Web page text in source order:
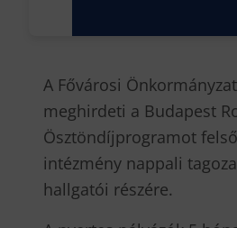
A Fővárosi
meghirdeti a Budapest
Ösztöndíjprogramot
intézmény nappali
hallgatói részére.